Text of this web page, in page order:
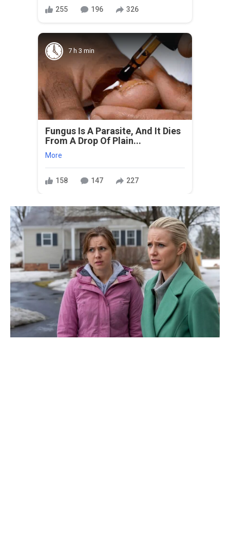
255 196 326
7 h 3 min
Fungus Is A Parasite, And It Dies
From A Drop Of Plain...
More
158 147 227